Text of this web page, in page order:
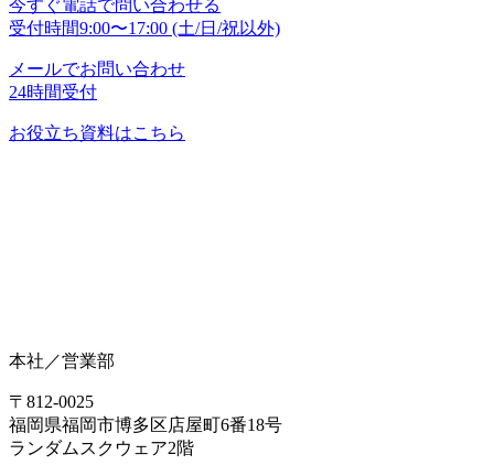
今すぐ電話で問い合わせる
受付時間9:00〜17:00 (土/日/祝以外)
メールでお問い合わせ
24時間受付
お役立ち資料はこちら
本社／営業部
〒812-0025
福岡県福岡市博多区店屋町6番18号
ランダムスクウェア2階